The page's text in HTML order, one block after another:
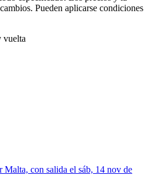
Pueden aplicarse condiciones
vuelta
con salida el sáb, 14 nov de